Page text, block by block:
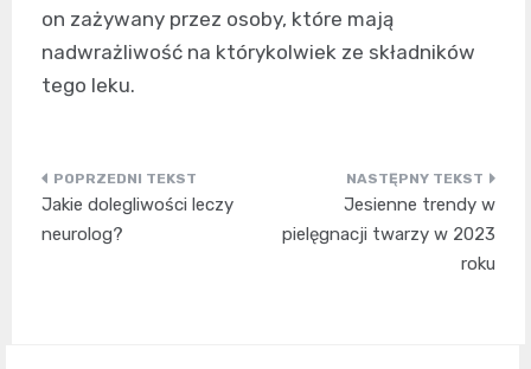
on zażywany przez osoby, które mają
nadwrażliwość na którykolwiek ze składników
tego leku.
Nawigacja
wpisu
Jakie dolegliwości leczy
neurolog?
Jesienne trendy w
pielęgnacji twarzy w 2023
roku